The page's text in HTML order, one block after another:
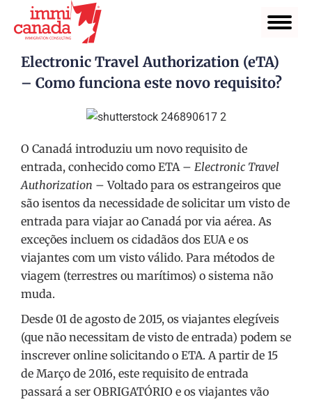
Electronic Travel Authorization (eTA)
– Como funciona este novo requisito?
O Canadá introduziu um novo requisito de
entrada, conhecido como ETA – Electronic Travel
Authorization – Voltado para os estrangeiros que
são isentos da necessidade de solicitar um visto de
entrada para viajar ao Canadá por via aérea. As
exceções incluem os cidadãos dos EUA e os
viajantes com um visto válido. Para métodos de
viagem (terrestres ou marítimos) o sistema não
muda.
Desde 01 de agosto de 2015, os viajantes elegíveis
(que não necessitam de visto de entrada) podem se
inscrever online solicitando o ETA. A partir de 15
de Março de 2016, este requisito de entrada
passará a ser OBRIGATÓRIO e os viajantes vão